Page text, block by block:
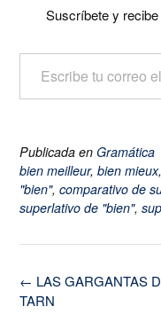
Suscríbete y
Escribe tu correo electrónico…
Publicada en Gramática
bien meilleur, bien mieux,
"bien", comparativo de
superlativo de "bien",
Navegación
de
← LAS GARGANTAS
TARN